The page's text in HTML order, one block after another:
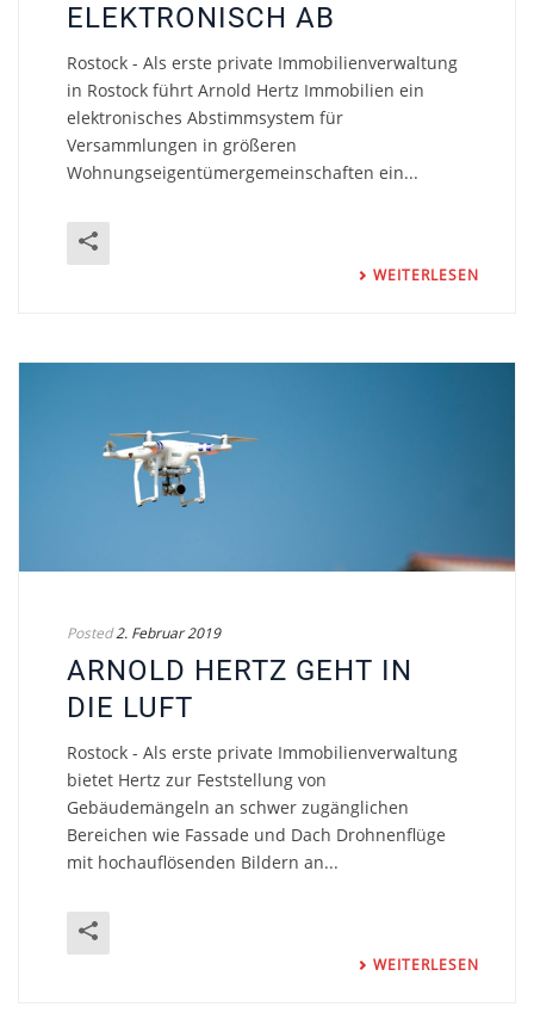
ELEKTRONISCH AB
Rostock - Als erste private Immobilienverwaltung
in Rostock führt Arnold Hertz Immobilien ein
elektronisches Abstimmsystem für
Versammlungen in größeren
Wohnungseigentümergemeinschaften ein...
WEITERLESEN
Posted2. Februar 2019
ARNOLD HERTZ GEHT IN
DIE LUFT
Rostock - Als erste private Immobilienverwaltung
bietet Hertz zur Feststellung von
Gebäudemängeln an schwer zugänglichen
Bereichen wie Fassade und Dach Drohnenflüge
mit hochauflösenden Bildern an...
WEITERLESEN